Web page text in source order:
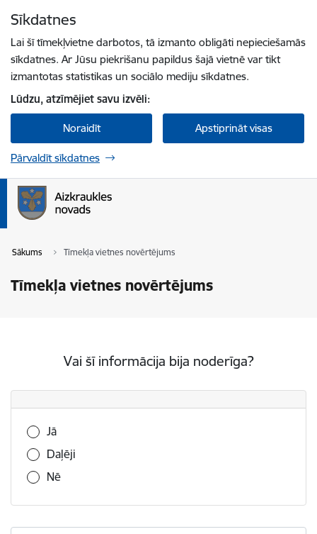
Sīkdatnes
Lai šī tīmekļvietne darbotos, tā izmanto obligāti nepieciešamās
sīkdatnes. Ar Jūsu piekrišanu papildus šajā vietnē var tikt
izmantotas statistikas un sociālo mediju sīkdatnes.
Lūdzu, atzīmējiet savu izvēli:
Noraidīt Apstiprināt visas
Pārvaldīt sīkdatnes
Sākums Tīmekļa vietnes novērtējums
Tīmekļa vietnes novērtējums
Vai šī informācija bija noderīga?
Vai šī informācija bija noderīga?
Jā
Daļēji
Nē